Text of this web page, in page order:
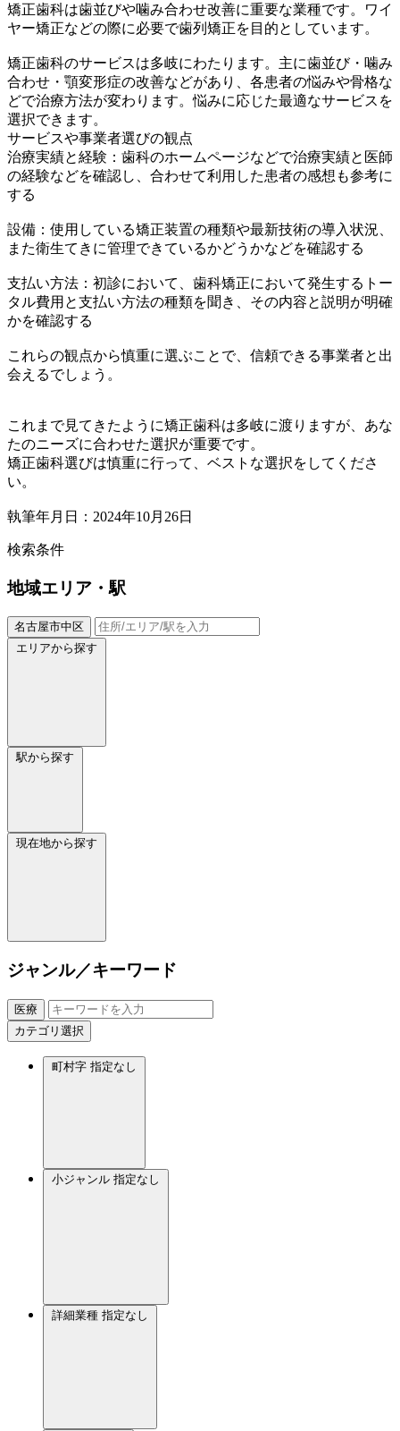
矯正歯科は歯並びや噛み合わせ改善に重要な業種です。ワイ
ヤー矯正などの際に必要で歯列矯正を目的としています。
矯正歯科のサービスは多岐にわたります。主に歯並び・噛み
合わせ・顎変形症の改善などがあり、各患者の悩みや骨格な
どで治療方法が変わります。悩みに応じた最適なサービスを
選択できます。
サービスや事業者選びの観点
治療実績と経験：歯科のホームページなどで治療実績と医師
の経験などを確認し、合わせて利用した患者の感想も参考に
する
設備：使用している矯正装置の種類や最新技術の導入状況、
また衛生てきに管理できているかどうかなどを確認する
支払い方法：初診において、歯科矯正において発生するトー
タル費用と支払い方法の種類を聞き、その内容と説明が明確
かを確認する
これらの観点から慎重に選ぶことで、信頼できる事業者と出
会えるでしょう。
これまで見てきたように矯正歯科は多岐に渡りますが、あな
たのニーズに合わせた選択が重要です。
矯正歯科選びは慎重に行って、ベストな選択をしてくださ
い。
執筆年月日：2024年10月26日
検索条件
地域エリア・駅
名古屋市中区
エリアから探す
駅から探す
現在地から探す
ジャンル／キーワード
医療
カテゴリ選択
町村字 指定なし
小ジャンル 指定なし
詳細業種 指定なし